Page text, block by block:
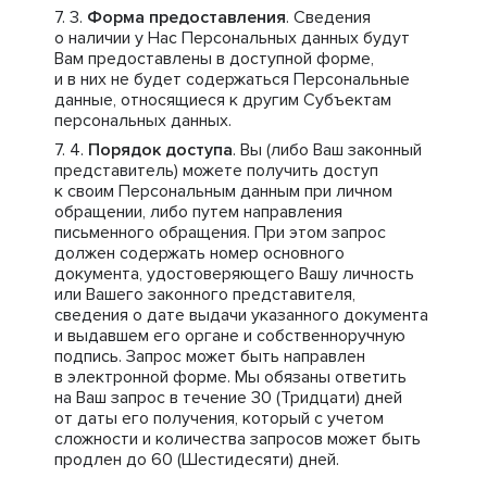
Форма предоставления. Сведения
о наличии у Нас Персональных данных будут
Вам предоставлены в доступной форме,
и в них не будет содержаться Персональные
данные, относящиеся к другим Субъектам
персональных данных.
Порядок доступа. Вы (либо Ваш законный
представитель) можете получить доступ
к своим Персональным данным при личном
обращении, либо путем направления
письменного обращения. При этом запрос
должен содержать номер основного
документа, удостоверяющего Вашу личность
или Вашего законного представителя,
сведения о дате выдачи указанного документа
и выдавшем его органе и собственноручную
подпись. Запрос может быть направлен
в электронной форме. Мы обязаны ответить
на Ваш запрос в течение 30 (Тридцати) дней
от даты его получения, который с учетом
сложности и количества запросов может быть
продлен до 60 (Шестидесяти) дней.